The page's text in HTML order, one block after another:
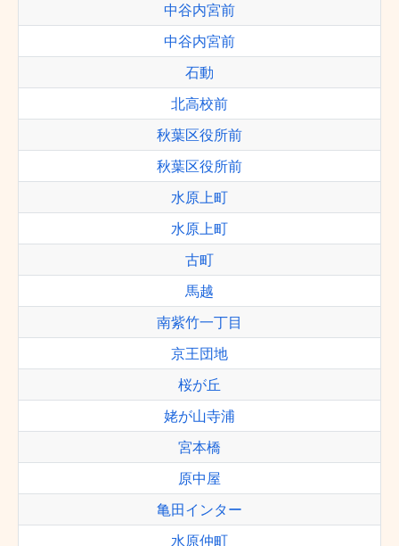
中谷内宮前
中谷内宮前
石動
北高校前
秋葉区役所前
秋葉区役所前
水原上町
水原上町
古町
馬越
南紫竹一丁目
京王団地
桜が丘
姥が山寺浦
宮本橋
原中屋
亀田インター
水原仲町